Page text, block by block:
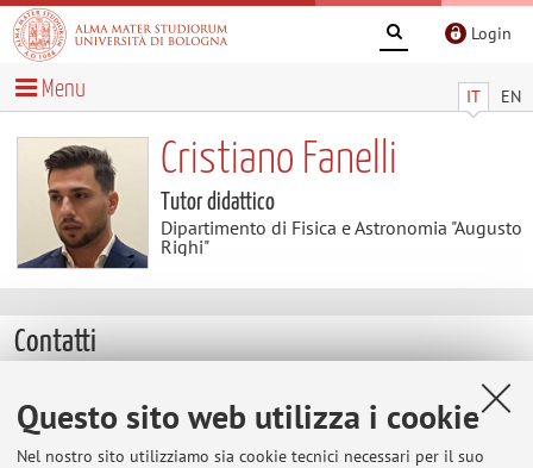
Questo sito web utilizza i cookie
Nel nostro sito utilizziamo sia cookie tecnici necessari per il suo
Login
IT EN
Menu
Cristiano Fanelli
Tutor didattico
Dipartimento di Fisica e Astronomia "Augusto
Righi"
Contatti
E-mail: cristiano.fanelli3@unibo.it
Altri contatti